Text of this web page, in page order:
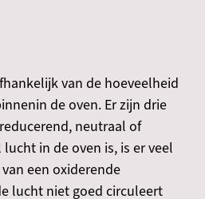
van de hoeveelheid
de oven. Er zijn drie
neutraal of
in de oven is, is er veel
een oxiderende
lucht niet goed circuleert